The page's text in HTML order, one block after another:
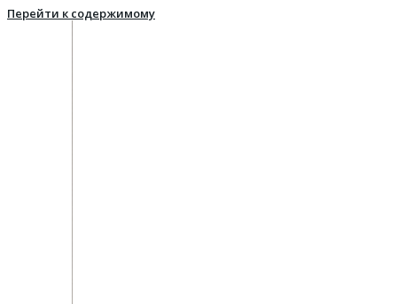
Перейти к содержимому